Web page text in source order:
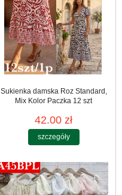
Sukienka damska Roz Standard,
Mix Kolor Paczka 12 szt
42.00 zł
szczegóły